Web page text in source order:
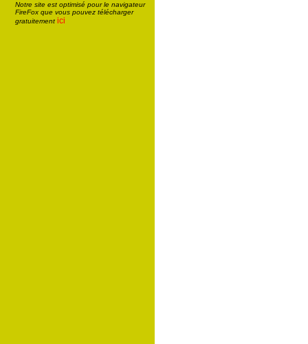
Notre site est optimisé pour le navigateur
FireFox que vous pouvez télécharger
gratuitement ici